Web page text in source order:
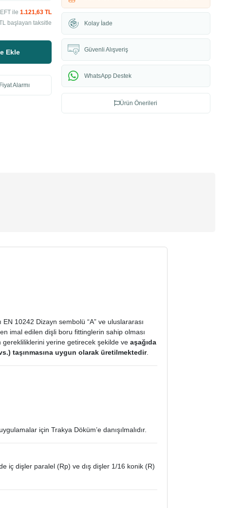
ile 1.121,63 TL
başlayan taksitle
Ekle
Fiyat Alarmı
Kolay İade
Güvenli Alışveriş
WhatsApp Destek
Ürün Önerileri
10242 Dizayn sembolü “A” ve uluslararası
imal edilen dişli boru fittinglerin sahip olması
gerekliliklerini yerine getirecek şekilde veaşağıda
taşınmasına uygun olarak üretilmektedir.
için Trakya Döküm’e danışılmalıdır.
iç dişler paralel (Rp) ve dış dişler 1/16 konik (R)